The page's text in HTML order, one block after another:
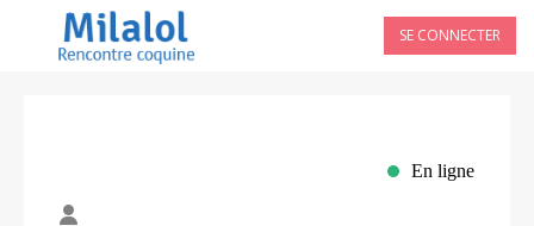
SE CONNECTER
En ligne